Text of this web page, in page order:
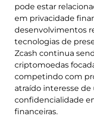
pode estar
em privacidade
desenvolvimentos
tecnologias de
Zcash continua
criptomoedas
competindo com
atraído interesse de
confidencialidade
financeiras.